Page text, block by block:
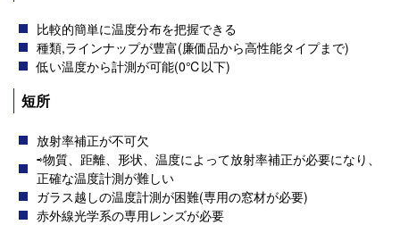
比較的簡単に温度分布を把握できる
種類,ラインナップが豊富(廉価品から高性能タイプまで)
低い温度から計測が可能(0℃以下)
短所
放射率補正が不可欠
⇨物質、距離、形状、温度によって放射率補正が必要になり、
正確な温度計測が難しい
ガラス越しの温度計測が困難(専用の窓材が必要)
赤外線光学系の専用レンズが必要